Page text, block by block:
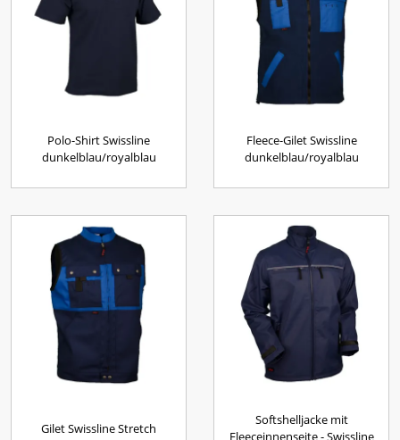
Polo-Shirt Swissline
dunkelblau/royalblau
Fleece-Gilet Swissline
dunkelblau/royalblau
Gilet Swissline Stretch
Softshelljacke mit
Fleeceinnenseite - Swissline